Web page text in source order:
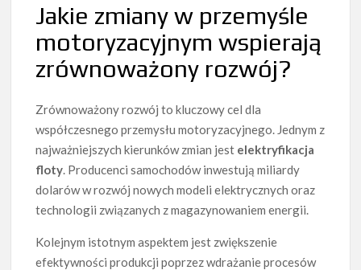
Jakie zmiany w przemyśle
motoryzacyjnym wspierają
zrównoważony rozwój?
Zrównoważony rozwój to kluczowy cel dla
współczesnego przemysłu motoryzacyjnego. Jednym z
najważniejszych kierunków zmian jest elektryfikacja
floty. Producenci samochodów inwestują miliardy
dolarów w rozwój nowych modeli elektrycznych oraz
technologii związanych z magazynowaniem energii.
Kolejnym istotnym aspektem jest zwiększenie
efektywności produkcji poprzez wdrażanie procesów